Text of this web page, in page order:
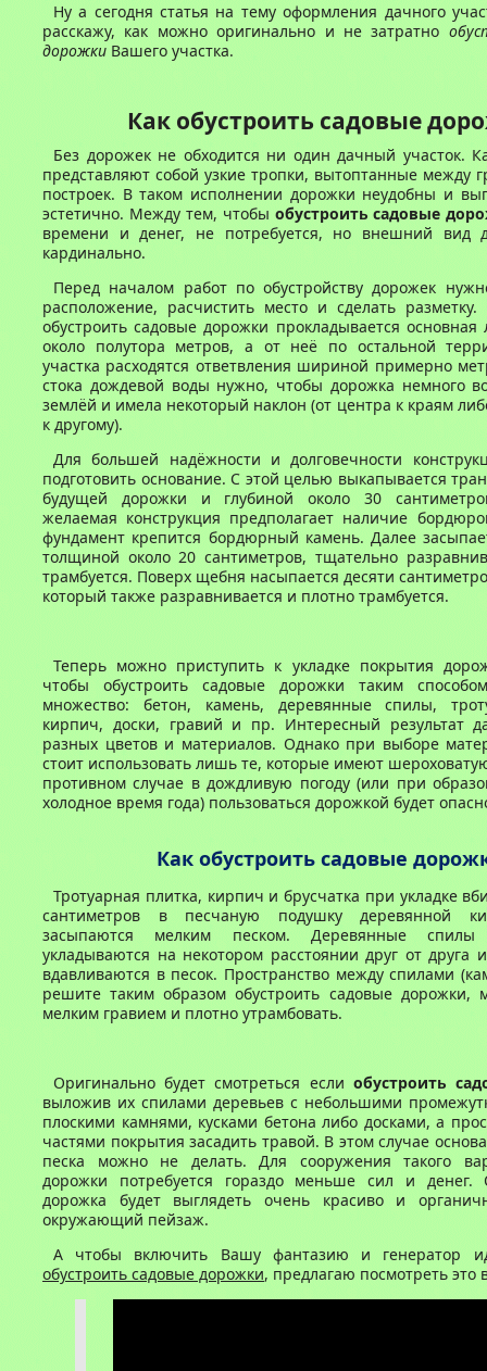
Ну а сегодня статья на тему оформления дачного
расскажу, как можно оригинально и не затратно
дорожки Вашего участка.
Как обустроить садовые
Без дорожек не обходится ни один дачный участок.
представляют собой узкие тропки, вытоптанные между
построек. В таком исполнении дорожки неудобны и
эстетично. Между тем, чтобы обустроить садовые
времени и денег, не потребуется, но внешний вид
кардинально.
Перед началом работ по обустройству дорожек
расположение, расчистить место и сделать
обустроить садовые дорожки прокладывается
около полутора метров, а от неё по остальной
участка расходятся ответвления шириной примерно
стока дождевой воды нужно, чтобы дорожка немного
землёй и имела некоторый наклон (от центра к краям
к другому).
Для большей надёжности и долговечности
подготовить основание. С этой целью выкапывается
будущей дорожки и глубиной около 30
желаемая конструкция предполагает наличие
фундамент крепится бордюрный камень. Далее
толщиной около 20 сантиметров, тщательно
трамбуется. Поверх щебня насыпается десяти
который также разравнивается и плотно трамбуется.
Теперь можно приступить к укладке покрытия
чтобы обустроить садовые дорожки таким
множество: бетон, камень, деревянные спилы,
кирпич, доски, гравий и пр. Интересный результат
разных цветов и материалов. Однако при выборе
стоит использовать лишь те, которые имеют
противном случае в дождливую погоду (или при
холодное время года) пользоваться дорожкой будет
Как обустроить садовые
Тротуарная плитка, кирпич и брусчатка при укладке
сантиметров в песчаную подушку деревянной
засыпаются мелким песком. Деревянные
укладываются на некотором расстоянии друг от друга
вдавливаются в песок. Пространство между спилами
решите таким образом обустроить садовые дорожки,
мелким гравием и плотно утрамбовать.
Оригинально будет смотреться если обустроить
выложив их спилами деревьев с небольшими
плоскими камнями, кусками бетона либо досками, а
частями покрытия засадить травой. В этом случае
песка можно не делать. Для сооружения такого
дорожки потребуется гораздо меньше сил и денег.
дорожка будет выглядеть очень красиво и
окружающий пейзаж.
А чтобы включить Вашу фантазию и генератор
обустроить садовые дорожки, предлагаю посмотреть это